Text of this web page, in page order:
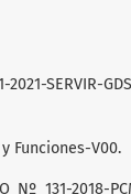
SERVIR-
Funciones-V00.
Nº 131-2018-